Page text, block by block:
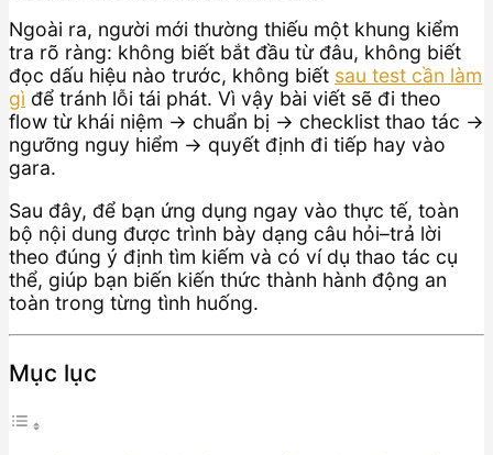
Ngoài ra, người mới thường thiếu một khung kiểm
tra rõ ràng: không biết bắt đầu từ đâu, không biết
đọc dấu hiệu nào trước, không biết sau test cần làm
gì để tránh lỗi tái phát. Vì vậy bài viết sẽ đi theo
flow từ khái niệm → chuẩn bị → checklist thao tác →
ngưỡng nguy hiểm → quyết định đi tiếp hay vào
gara.
Sau đây, để bạn ứng dụng ngay vào thực tế, toàn
bộ nội dung được trình bày dạng câu hỏi–trả lời
theo đúng ý định tìm kiếm và có ví dụ thao tác cụ
thể, giúp bạn biến kiến thức thành hành động an
toàn trong từng tình huống.
Mục lục